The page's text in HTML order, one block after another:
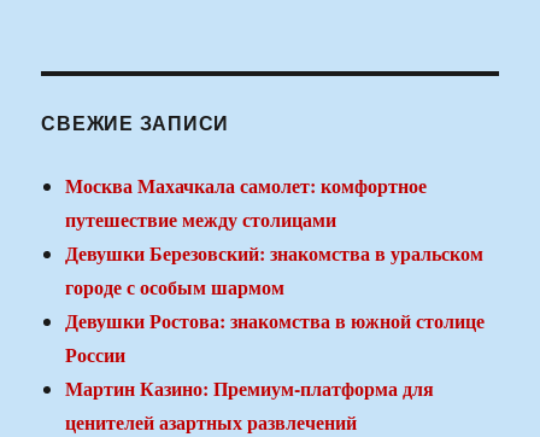
СВЕЖИЕ ЗАПИСИ
Москва Махачкала самолет: комфортное
путешествие между столицами
Девушки Березовский: знакомства в уральском
городе с особым шармом
Девушки Ростова: знакомства в южной столице
России
Мартин Казино: Премиум-платформа для
ценителей азартных развлечений